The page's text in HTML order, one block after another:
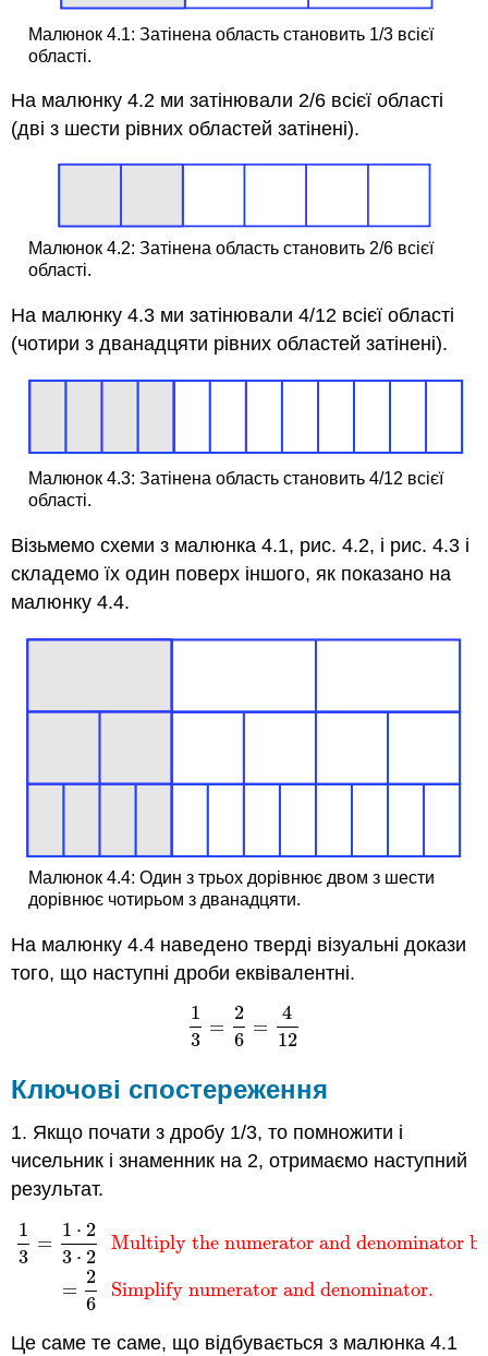
Малюнок 4.1: Затінена область становить 1/3 всієї
області.
На малюнку 4.2 ми затінювали 2/6 всієї області
(дві з шести рівних областей затінені).
Малюнок 4.2: Затінена область становить 2/6 всієї
області.
На малюнку 4.3 ми затінювали 4/12 всієї області
(чотири з дванадцяти рівних областей затінені).
Малюнок 4.3: Затінена область становить 4/12 всієї
області.
Візьмемо схеми з малюнка 4.1, рис. 4.2, і рис. 4.3 і
складемо їх один поверх іншого, як показано на
малюнку 4.4.
Малюнок 4.4: Один з трьох дорівнює двом з шести
дорівнює чотирьом з дванадцяти.
На малюнку 4.4 наведено тверді візуальні докази
того, що наступні дроби еквівалентні.
1
3
=
2
6
=
4
12
1 3= 26 =4 12
Ключові спостереження
1. Якщо почати з дробу 1/3, то помножити і
чисельник і знаменник на 2, отримаємо наступний
результат.
1
3
=
1 ⋅ 2
3 ⋅ 2
=
2
6
Multiply the numerator and denominator
Simplify numerator and denominator.
13 2 3 ⋅2 Multiply the numerator and denominator
Це саме те саме, що відбувається з малюнка 4.1